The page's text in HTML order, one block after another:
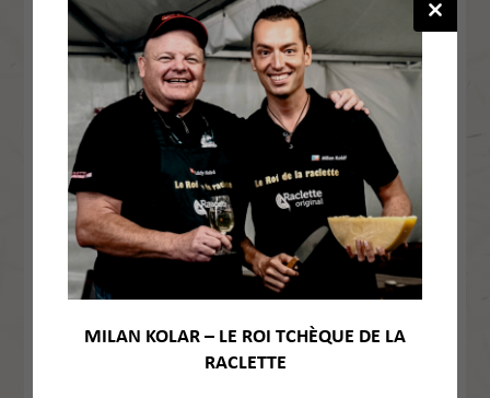
MILAN KOLAR – LE ROI TCHÈQUE DE LA
RACLETTE
1113